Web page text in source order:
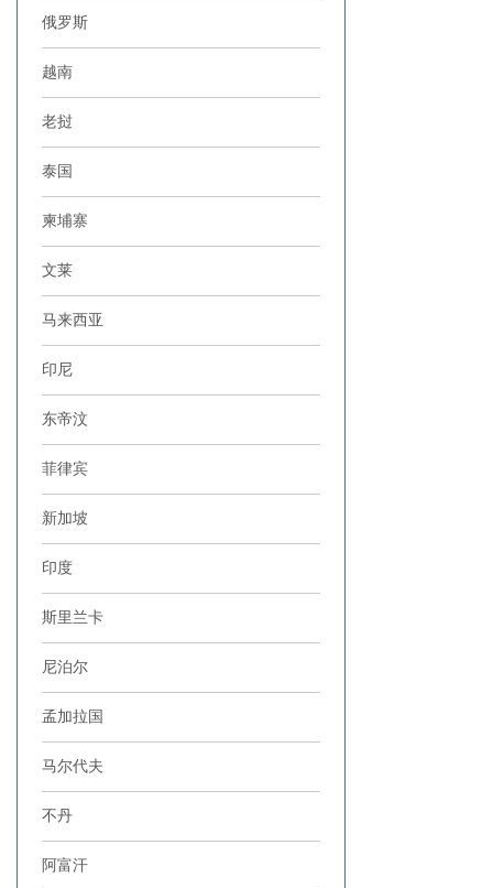
俄罗斯
越南
老挝
泰国
柬埔寨
文莱
马来西亚
印尼
东帝汶
菲律宾
新加坡
印度
斯里兰卡
尼泊尔
孟加拉国
马尔代夫
不丹
阿富汗